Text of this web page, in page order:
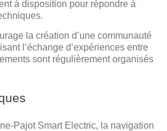
à disposition pour répondre à
la création d’une communauté
l’échange d’expériences entre
sont régulièrement organisés
Pajot Smart Electric, la navigation